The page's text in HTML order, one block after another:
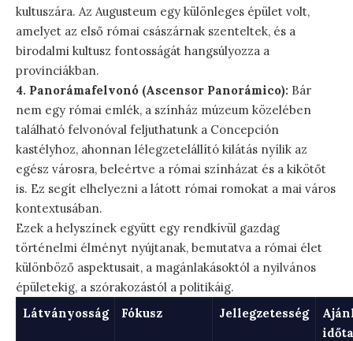
kultuszára. Az Augusteum egy különleges épület volt,
amelyet az első római császárnak szenteltek, és a
birodalmi kultusz fontosságát hangsúlyozza a
provinciákban.
4. Panorámafelvonó (Ascensor Panorámico): Bár
nem egy római emlék, a színház múzeum közelében
található felvonóval feljuthatunk a Concepción
kastélyhoz, ahonnan lélegzetelállító kilátás nyílik az
egész városra, beleértve a római színházat és a kikötőt
is. Ez segít elhelyezni a látott római romokat a mai város
kontextusában.
Ezek a helyszínek együtt egy rendkívül gazdag
történelmi élményt nyújtanak, bemutatva a római élet
különböző aspektusait, a magánlakásoktól a nyilvános
épületekig, a szórakozástól a politikáig.
Látványosság
Fókusz Jellegzetesség